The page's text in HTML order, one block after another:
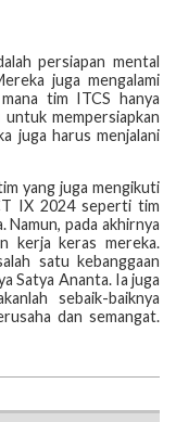
persiapan mental
juga mengalami
tim ITCS hanya
mempersiapkan
juga harus menjalani
yang juga mengikuti
IX 2024 seperti tim
Namun, pada akhirnya
kerja keras mereka.
satu kebanggaan
Satya Ananta. Ia juga
sebaik-baiknya
dan semangat.